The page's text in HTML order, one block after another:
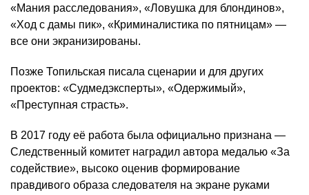
«Мания расследования», «Ловушка для блондинов»,
«Ход с дамы пик», «Криминалистика по пятницам» —
все они экранизированы.
Позже Топильская писала сценарии и для других
проектов: «Судмедэксперты», «Одержимый»,
«Преступная страсть».
В 2017 году её работа была официально признана —
Следственный комитет наградил автора медалью «За
содействие», высоко оценив формирование
правдивого образа следователя на экране руками